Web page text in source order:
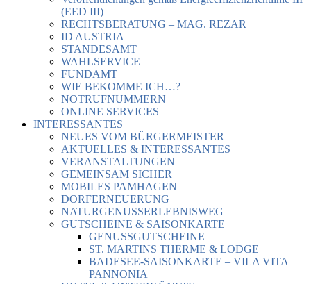
(EED III)
RECHTSBERATUNG – MAG. REZAR
ID AUSTRIA
STANDESAMT
WAHLSERVICE
FUNDAMT
WIE BEKOMME ICH…?
NOTRUFNUMMERN
ONLINE SERVICES
INTERESSANTES
NEUES VOM BÜRGERMEISTER
AKTUELLES & INTERESSANTES
VERANSTALTUNGEN
GEMEINSAM SICHER
MOBILES PAMHAGEN
DORFERNEUERUNG
NATURGENUSSERLEBNISWEG
GUTSCHEINE & SAISONKARTE
GENUSSGUTSCHEINE
ST. MARTINS THERME & LODGE
BADESEE-SAISONKARTE – VILA VITA
PANNONIA